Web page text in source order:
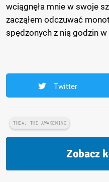
wciągnęła mnie w swoje
zacząłem odczuwać
spędzonych z nią godzin
Twitter
THEA: THE AWAKENING
Zobacz